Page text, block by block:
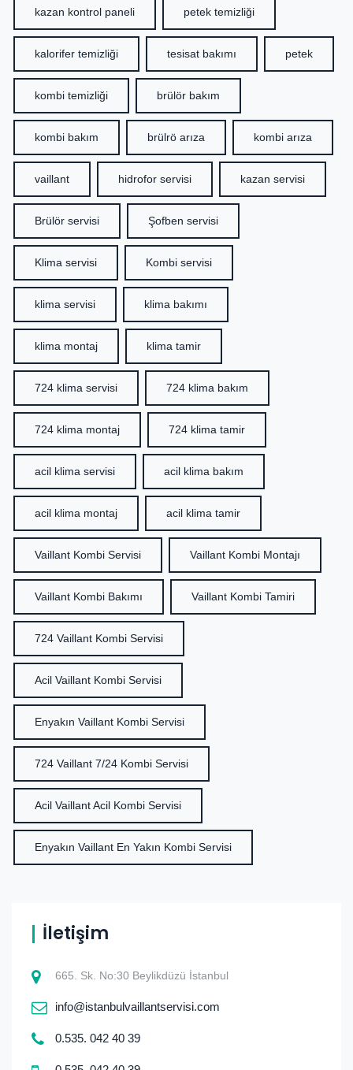
kazan kontrol paneli petek temizliği
kalorifer temizliği tesisat bakımı petek
kombi temizliği brülör bakım
kombi bakım brülrö arıza kombi arıza
vaillant hidrofor servisi kazan servisi
Brülör servisi Şofben servisi
Klima servisi Kombi servisi
klima servisi klima bakımı
klima montaj klima tamir
724 klima servisi 724 klima bakım
724 klima montaj 724 klima tamir
acil klima servisi acil klima bakım
acil klima montaj acil klima tamir
Vaillant Kombi Servisi Vaillant Kombi Montajı
Vaillant Kombi Bakımı Vaillant Kombi Tamiri
724 Vaillant Kombi Servisi
Acil Vaillant Kombi Servisi
Enyakın Vaillant Kombi Servisi
724 Vaillant 7/24 Kombi Servisi
Acil Vaillant Acil Kombi Servisi
Enyakın Vaillant En Yakın Kombi Servisi
İletişim
665. Sk. No:30 Beylikdüzü İstanbul
info@istanbulvaillantservisi.com
0.535. 042 40 39